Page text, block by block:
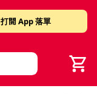
打開 App 落單